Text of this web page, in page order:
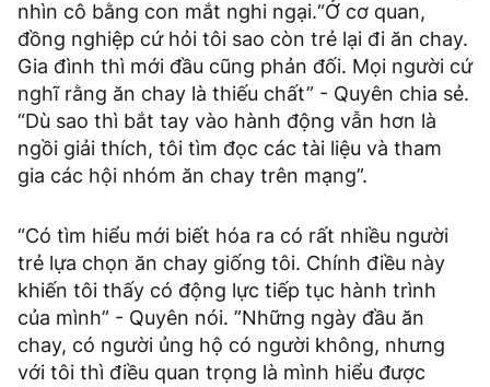
nhìn cô bằng con mắt nghi ngại.“Ở cơ quan,
đồng nghiệp cứ hỏi tôi sao còn trẻ lại đi ăn chay.
Gia đình thì mới đầu cũng phản đối. Mọi người cứ
nghĩ rằng ăn chay là thiếu chất” - Quyên chia sẻ.
“Dù sao thì bắt tay vào hành động vẫn hơn là
ngồi giải thích, tôi tìm đọc các tài liệu và tham
gia các hội nhóm ăn chay trên mạng”.
“Có tìm hiểu mới biết hóa ra có rất nhiều người
trẻ lựa chọn ăn chay giống tôi. Chính điều này
khiến tôi thấy có động lực tiếp tục hành trình
của mình” - Quyên nói. ”Những ngày đầu ăn
chay, có người ủng hộ có người không, nhưng
với tôi thì điều quan trọng là mình hiểu được